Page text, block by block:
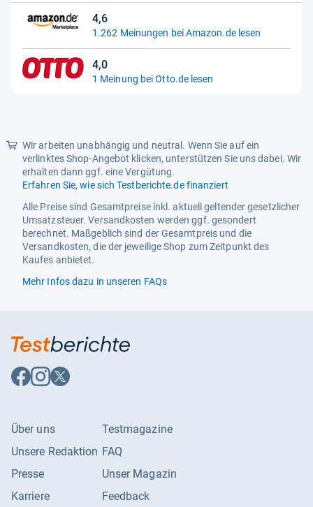
4,6
4,6
von
Sternen
1.262 Meinungen bei Amazon.de lesen
4,0
4,0
von
1 Meinung bei Otto.de lesen
Wir arbeiten unabhängig und neutral. Wenn Sie auf ein
verlinktes Shop-Angebot klicken, unterstützen Sie uns dabei. Wir
erhalten dann ggf. eine Vergütung.
Erfahren Sie, wie sich Testberichte.de finanziert
Alle Preise sind Gesamtpreise inkl. aktuell geltender gesetzlicher
Umsatzsteuer. Versandkosten werden ggf. gesondert
berechnet. Maßgeblich sind der Gesamtpreis und die
Versandkosten, die der jeweilige Shop zum Zeitpunkt des
Kaufes anbietet.
Mehr Infos dazu in unseren FAQs
Auf
Facebook
Auf
Instagram
Auf
X
Über uns
Unsere Redaktion
Presse
Karriere
Testmagazine
FAQ
Unser Magazin
Feedback